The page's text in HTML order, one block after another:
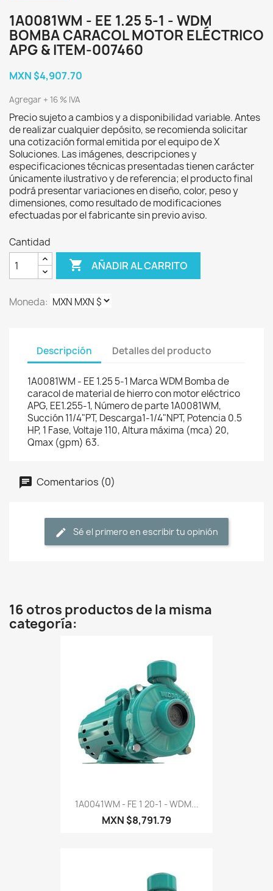
1A0081WM - EE 1.25 5-1 - WDM
BOMBA CARACOL MOTOR ELÉCTRICO
APG & ITEM-007460
MXN $4,907.70
Agregar + 16 % IVA
Precio sujeto a cambios y a disponibilidad variable. Antes
de realizar cualquier depósito, se recomienda solicitar
una cotización formal emitida por el equipo de X
Soluciones. Las imágenes, descripciones y
especificaciones técnicas presentadas tienen carácter
únicamente ilustrativo y de referencia; el producto final
podrá presentar variaciones en diseño, color, peso y
dimensiones, como resultado de modificaciones
efectuadas por el fabricante sin previo aviso.
Cantidad
 AÑADIR AL CARRITO
Moneda:
Descripción Detalles del producto
1A0081WM - EE 1.25 5-1 Marca WDM Bomba de
caracol de material de hierro con motor eléctrico
APG, EE1.255-1, Número de parte 1A0081WM,
Succión 11/4"PT, Descarga1-1/4"NPT, Potencia 0.5
HP, 1 Fase, Voltaje 110, Altura máxima (mca) 20,
Qmax (gpm) 63.
Comentarios (0)
Sé el primero en escribir tu opinión
16 otros productos de la misma
categoría:
1A0041WM - FE 1 20-1 - WDM...
MXN $8,791.79